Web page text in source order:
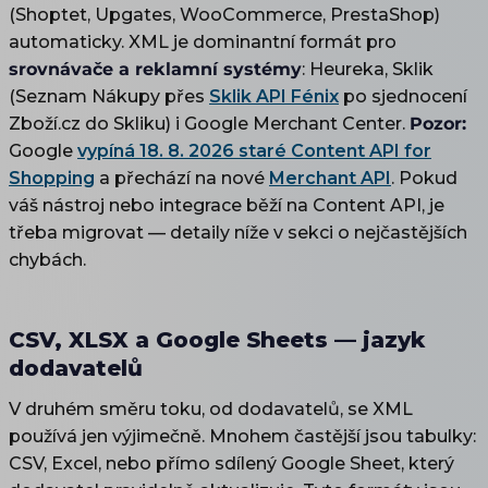
(Shoptet, Upgates, WooCommerce, PrestaShop)
automaticky. XML je dominantní formát pro
srovnávače a reklamní systémy: Heureka, Sklik
(Seznam Nákupy přes Sklik API Fénix po sjednocení
Zboží.cz do Skliku) i Google Merchant Center. Pozor:
Google vypíná 18. 8. 2026 staré Content API for
Shopping a přechází na nové Merchant API. Pokud
váš nástroj nebo integrace běží na Content API, je
třeba migrovat — detaily níže v sekci o nejčastějších
chybách.
CSV, XLSX a Google Sheets — jazyk
dodavatelů
V druhém směru toku, od dodavatelů, se XML
používá jen výjimečně. Mnohem častější jsou tabulky:
CSV, Excel, nebo přímo sdílený Google Sheet, který